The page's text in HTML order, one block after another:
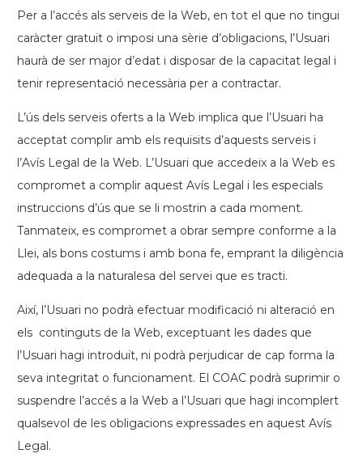
Per a l’accés als serveis de la Web, en tot el que no tingui
caràcter gratuït o imposi una sèrie d’obligacions, l’Usuari
haurà de ser major d’edat i disposar de la capacitat legal i
tenir representació necessària per a contractar.
L’ús dels serveis oferts a la Web implica que l’Usuari ha
acceptat complir amb els requisits d’aquests serveis i
l’Avís Legal de la Web. L’Usuari que accedeix a la Web es
compromet a complir aquest Avís Legal i les especials
instruccions d’ús que se li mostrin a cada moment.
Tanmateix, es compromet a obrar sempre conforme a la
Llei, als bons costums i amb bona fe, emprant la diligència
adequada a la naturalesa del servei que es tracti.
Així, l’Usuari no podrà efectuar modificació ni alteració en
els continguts de la Web, exceptuant les dades que
l’Usuari hagi introduït, ni podrà perjudicar de cap forma la
seva integritat o funcionament. El COAC podrà suprimir o
suspendre l’accés a la Web a l’Usuari que hagi incomplert
qualsevol de les obligacions expressades en aquest Avís
Legal.